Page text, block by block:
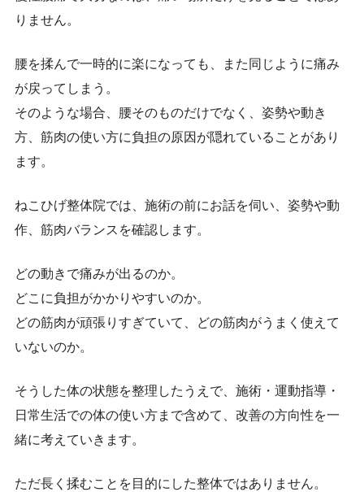
りません。
腰を揉んで一時的に楽になっても、また同じように痛み
が戻ってしまう。
そのような場合、腰そのものだけでなく、姿勢や動き
方、筋肉の使い方に負担の原因が隠れていることがあり
ます。
ねこひげ整体院では、施術の前にお話を伺い、姿勢や動
作、筋肉バランスを確認します。
どの動きで痛みが出るのか。
どこに負担がかかりやすいのか。
どの筋肉が頑張りすぎていて、どの筋肉がうまく使えて
いないのか。
そうした体の状態を整理したうえで、施術・運動指導・
日常生活での体の使い方まで含めて、改善の方向性を一
緒に考えていきます。
ただ長く揉むことを目的にした整体ではありません。